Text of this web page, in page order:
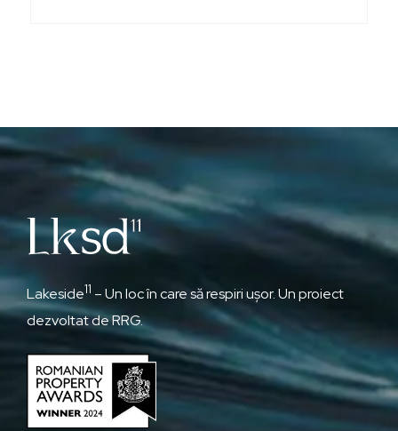
Lakeside11 – Un loc în care să respiri ușor. Un proiect
dezvoltat de RRG.